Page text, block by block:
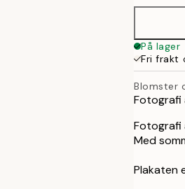
På lager
Fri frakt
Blomster
Fotografi
Fotografi
Med
Plakaten